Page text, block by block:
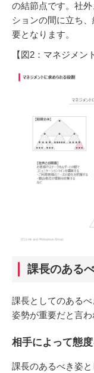
の結節点です。社
ションの間に立ち
要となります。
【図2：マネジメン
課長のある
課長としてのある
姿勢が重要だと言わ
相手によって態
課長のあるべき姿